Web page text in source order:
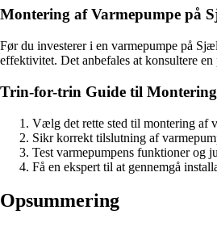
Montering af Varmepumpe på
Før du investerer i en varmepumpe på
effektivitet. Det anbefales at konsultere
Trin-for-trin Guide til
Vælg det rette sted til montering af
Sikr korrekt tilslutning af
Test varmepumpens funktioner og
Få en ekspert til at gennemgå
Opsummering